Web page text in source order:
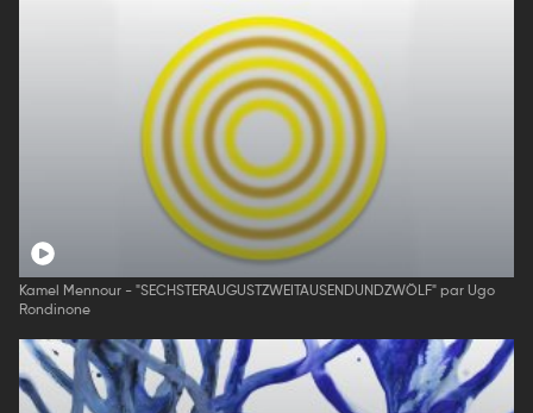
Kamel Mennour - "SECHSTERAUGUSTZWEITAUSENDUNDZWÖLF" par Ugo
Rondinone